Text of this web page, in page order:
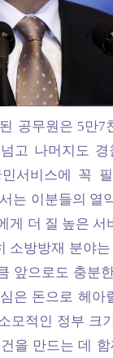
공무원은 5만7
고 나머지도 경
서비스에 꼭
는 이분들의 열
게 더 질 높은 서
소방방재 분야
앞으로도 충분
은 돈으로 헤아
모적인 정부 크
을 만드는 데